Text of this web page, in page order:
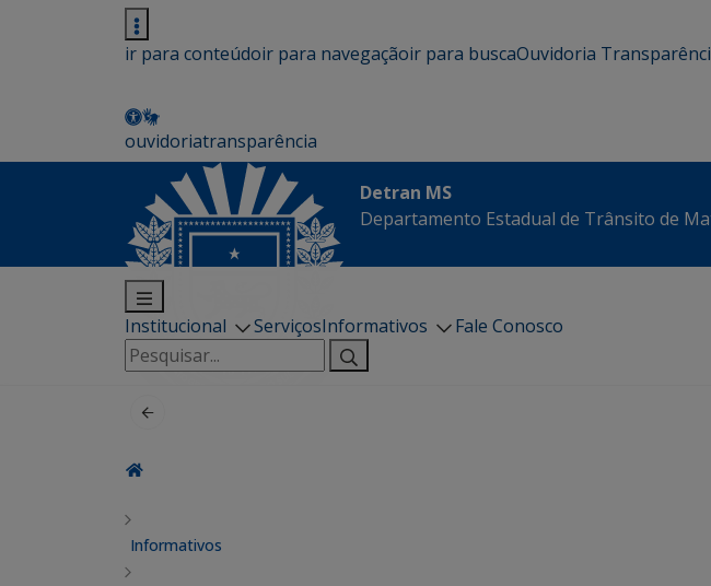
ir para conteúdoir para navegaçãoir para buscaOuvidoria
ouvidoriatransparência
Detran MS
Departamento Estadual de Trânsito de
Institucional ServiçosInformativos
Fale Conosco
Pesquisar
por:
Informativos